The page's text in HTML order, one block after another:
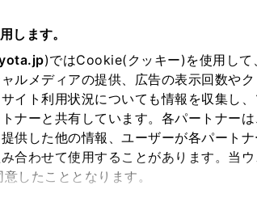
します。
)ではCookie(クッキー)を使用して
ルメディアの提供、広告の表示回数やク
イト利用状況についても情報を収集し
ナーと共有しています。各パートナー
供した他の情報、ユーザーが各パート
合わせて使用することがあります。当
したこととなります。
でした。
をお選びください。
釧路 札幌
購入 お気に入り